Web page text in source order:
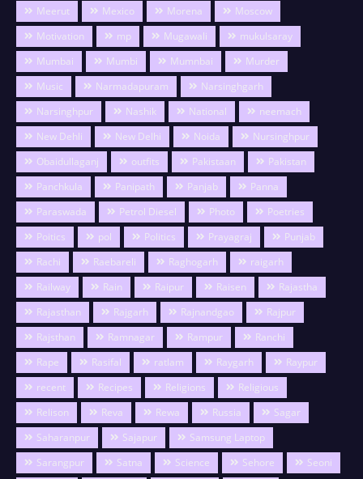
Meerut
Mexico Morena
Moscow
Motivation
mp Mugawali
mukulsaray
Mumbai
Mumbi Mumnbai
Murder
Music
Narmadapuram
Narsinghgarh
Narsinghpur
Nashik National
neemach
New Dehli
New Delhi Noida
Nursinghpur
Obaidullaganj
outfits Pakistaan
Pakistan
Panchkula
Panipath Panjab
Panna
Paraswada
Petrol Diesel Photo
Poetries
Poitics
pol Politics Prayagraj
Punjab
Rachi
Raebareli Raghogarh
raigarh
Railway
Rain Raipur Raisen
Rajastha
Rajasthan
Rajgarh Rajnandgao
Rajpur
Rajsthan
Ramnagar Rampur
Ranchi
Rape
Rasifal ratlam Raygarh
Raypur
recent
Recipes Religions
Religious
Relison
Reva Rewa Russia
Sagar
Saharanpur
Sajapur
Samsung Laptop
Sarangpur
Satna Science Sehore
Seoni